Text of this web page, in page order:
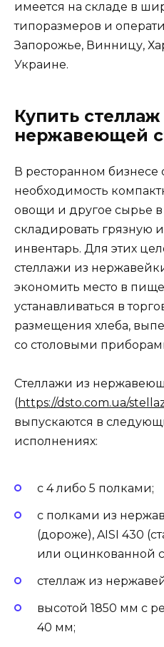
имеется на складе в
типоразмеров и
Запорожье, Винницу,
Украине.
Купить стеллаж
нержавеющей
В ресторанном бизнесе
необходимость
овощи и другое сырье в
складировать грязную
инвентарь. Для этих
стеллажи из
экономить место в
устанавливаться в
размещения хлеба,
со столовыми
Стеллажи из
(https://dsto.com.ua/
выпускаются в
исполнениях:
с 4 либо 5 полками;
с полками из
(дороже), AISI 430
или оцинкованной
стеллаж из
высотой 1850 мм с
40 мм;